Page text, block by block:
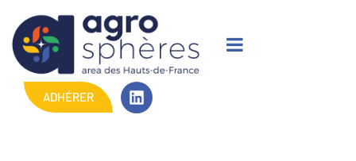
ADHÉRER